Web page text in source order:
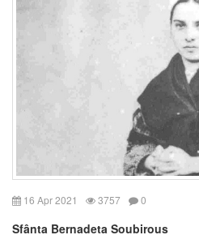
16 Apr 2021 3757 0
Sfânta Bernadeta Soubirous